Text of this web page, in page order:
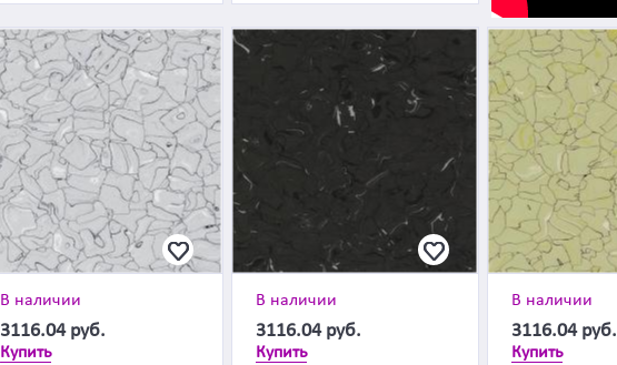
В наличии
3116.04 руб.
Купить
В наличии
3116.04 руб.
Купить
В наличии
3116.04 руб.
Купить